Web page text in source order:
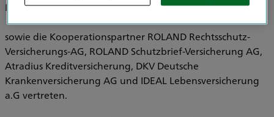
Pensionsfonds AG, HDI Pensionskasse AG
sowie die Kooperationspartner ROLAND Rechtsschutz-
Versicherungs-AG, ROLAND Schutzbrief-Versicherung AG,
Atradius Kreditversicherung, DKV Deutsche
Krankenversicherung AG und IDEAL Lebensversicherung
a.G vertreten.